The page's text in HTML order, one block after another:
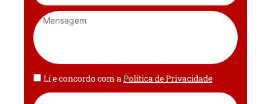
Li e concordo com aPolítica de Privacidade